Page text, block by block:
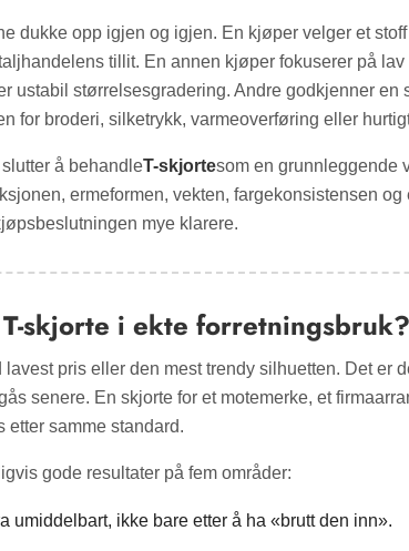
dukke opp igjen og igjen. En kjøper velger et
tillit. En annen kjøper fokuserer på
ustabil størrelsesgradering. Andre godkjenner en
for broderi, silketrykk, varmeoverføring eller
å behandleT-skjortesom en grunnleggende
ermeformen, vekten, fargekonsistensen
mye klarere.
skjorte i ekte forretningsbruk?
pris eller den mest trendy silhuetten. Det er
senere. En skjorte for et motemerke, et
samme standard.
gode resultater på fem områder:
umiddelbart, ikke bare etter å ha «brutt den inn».